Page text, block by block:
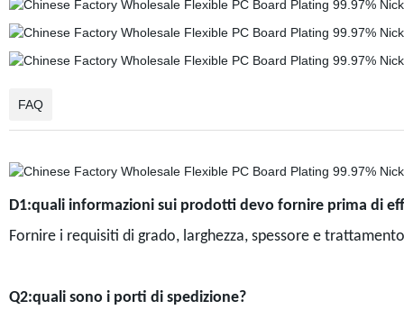
FAQ
D1:quali informazioni sui prodotti devo fornire prima di
Fornire i requisiti di grado, larghezza, spessore e
Q2:quali sono i porti di spedizione?